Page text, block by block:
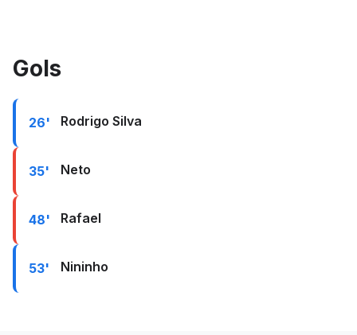
Gols
26' Rodrigo Silva
35' Neto
48' Rafael
53' Nininho